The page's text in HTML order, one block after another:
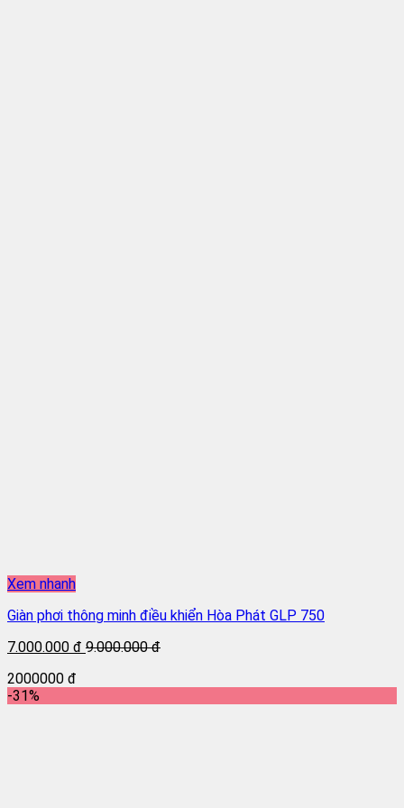
Xem nhanh
Giàn phơi thông minh điều khiển Hòa Phát GLP 750
7.000.000 đ 9.000.000 đ
2000000 đ
-31%